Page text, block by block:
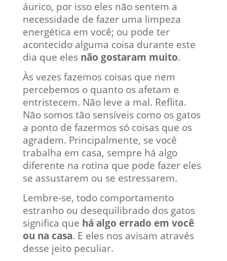
áurico, por isso eles não sentem a
necessidade de fazer uma limpeza
energética em você; ou pode ter
acontecido alguma coisa durante este
dia que eles não gostaram muito.
Às vezes fazemos coisas que nem
percebemos o quanto os afetam e
entristecem. Não leve a mal. Reflita.
Não somos tão sensíveis como os gatos
a ponto de fazermos só coisas que os
agradem. Principalmente, se você
trabalha em casa, sempre há algo
diferente na rotina que pode fazer eles
se assustarem ou se estressarem.
Lembre-se, todo comportamento
estranho ou desequilibrado dos gatos
significa que há algo errado em você
ou na casa. E eles nos avisam através
desse jeito peculiar.